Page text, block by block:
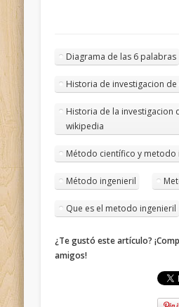
Diagrama de las 6 palabras
Historia de investigacion
Historia de la investigacion
wikipedia
Método científico y metodo
Método ingenieril
Que es el metodo ingenieril
¿Te gustó este artículo?
amigos!